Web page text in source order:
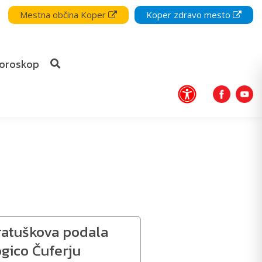
Mestna občina Koper Koper zdravo mesto
podala
Čuferju